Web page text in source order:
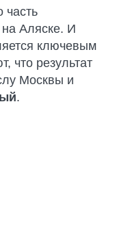
часть
на Аляске. И
ключевым
что результат
Москвы и
.